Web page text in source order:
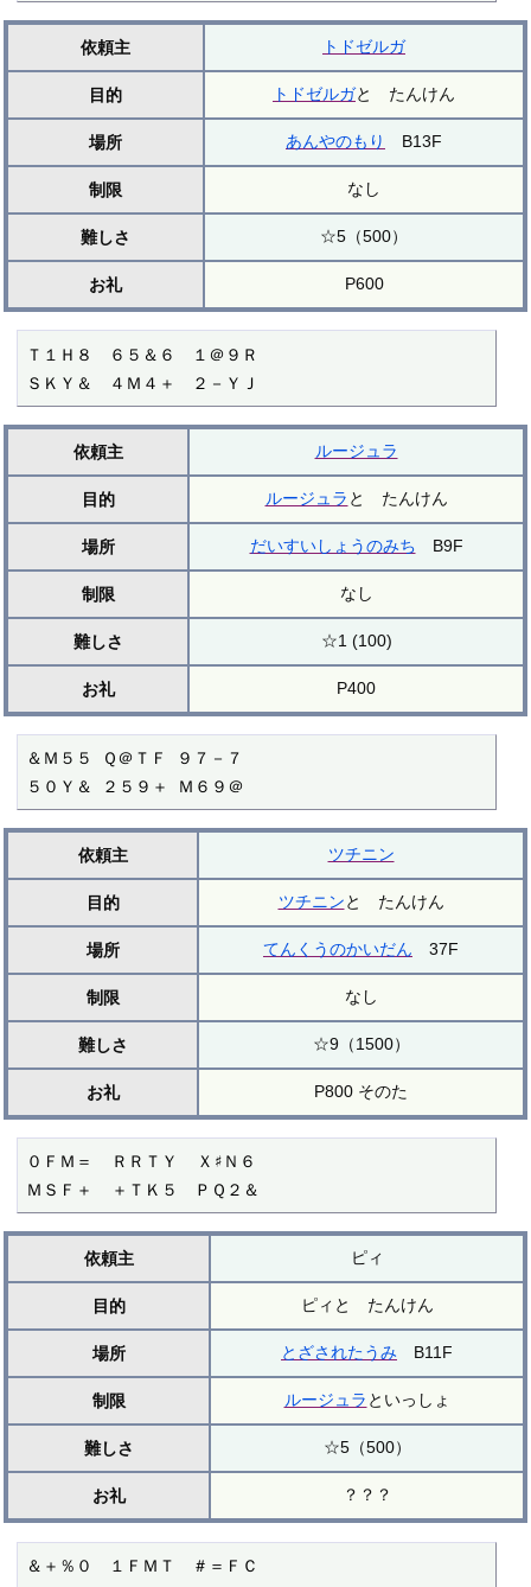
依頼主 トドゼルガ
目的 トドゼルガと たんけん
場所 あんやのもり B13F
制限 なし
難しさ ☆5（500）
お礼 P600
Ｔ１Ｈ８　６５＆６　１＠９Ｒ
ＳＫＹ＆　４Ｍ４＋　２－ＹＪ
依頼主 ルージュラ
目的 ルージュラ と たんけん
場所 だいすいしょうのみち B9F
制限 なし
難しさ ☆1 (100)
お礼 P400
＆Ｍ５５ Ｑ＠ＴＦ ９７－７
５０Ｙ＆ ２５９＋ Ｍ６９＠
依頼主 ツチニン
目的 ツチニンと たんけん
場所 てんくうのかいだん 37F
制限 なし
難しさ ☆9（1500）
お礼 P800 そのた
０ＦＭ＝  ＲＲＴＹ  Ｘ♯Ｎ６
ＭＳＦ＋  ＋ＴＫ５　ＰＱ２＆
依頼主 ピィ
目的 ピィと たんけん
場所 とざされたうみ B11F
制限 ルージュラ といっしょ
難しさ ☆5（500）
お礼 ？？？
＆＋％０　１ＦＭＴ　＃＝ＦＣ